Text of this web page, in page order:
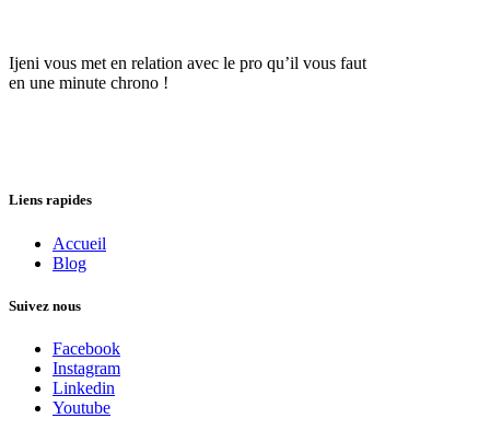
Ijeni vous met en relation avec le pro qu’il vous faut
en une minute chrono !
Liens rapides
Accueil
Blog
Suivez nous
Facebook
Instagram
Linkedin
Youtube